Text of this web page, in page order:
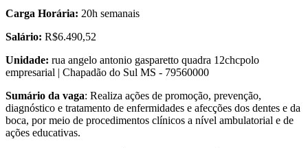
Carga Horária: 20h semanais
Salário: R$6.490,52
Unidade: rua angelo antonio gasparetto quadra 12chcpolo
empresarial | Chapadão do Sul MS - 79560000
Sumário da vaga: Realiza ações de promoção, prevenção,
diagnóstico e tratamento de enfermidades e afecções dos dentes e da
boca, por meio de procedimentos clínicos a nível ambulatorial e de
ações educativas.